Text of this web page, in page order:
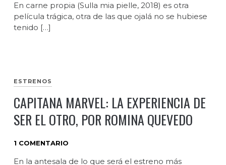
En carne propia (Sulla mia pielle, 2018) es otra
película trágica, otra de las que ojalá no se hubiese
tenido […]
ESTRENOS
CAPITANA MARVEL: LA EXPERIENCIA DE
SER EL OTRO, POR ROMINA QUEVEDO
1 COMENTARIO
En la antesala de lo que será el estreno más